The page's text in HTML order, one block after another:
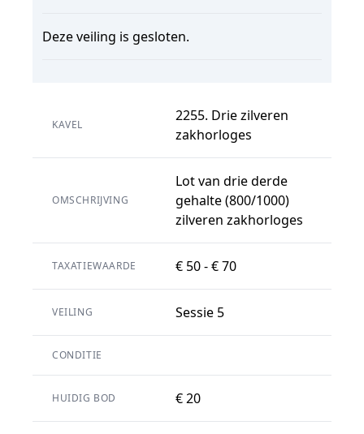
Deze veiling is gesloten.
KAVEL
2255. Drie zilveren
zakhorloges
OMSCHRIJVING
Lot van drie derde
gehalte (800/1000)
zilveren zakhorloges
TAXATIEWAARDE € 50 - € 70
VEILING Sessie 5
CONDITIE
HUIDIG BOD € 20